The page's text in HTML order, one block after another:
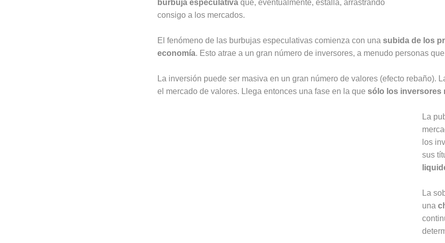
burbuja especulativaque, eventualmente, estalla, arrastrando
consigo a los mercados.
El fenómeno de las burbujas especulativas comienza con una subida de los
economía. Esto atrae a un gran número de inversores, a menudo personas
La inversión puede ser masiva en un gran número de valores (efecto rebaño).
el mercado de valores. Llega entonces una fase en la que sólo los inversores
La
los
sus
La
una